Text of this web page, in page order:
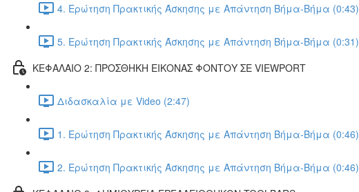
4. Ερώτηση Πρακτικής Άσκησης με Απάντηση Βήμα-Βήμα (0:43)
5. Ερώτηση Πρακτικής Άσκησης με Απάντηση Βήμα-Βήμα (0:31)
ΚΕΦΑΛΑΙΟ 2: ΠΡΟΣΘΗΚΗ ΕΙΚΟΝΑΣ ΦΟΝΤΟΥ ΣΕ VIEWPORT
Διδασκαλία με Video (2:47)
1. Ερώτηση Πρακτικής Άσκησης με Απάντηση Βήμα-Βήμα (0:46)
2. Ερώτηση Πρακτικής Άσκησης με Απάντηση Βήμα-Βήμα (0:46)